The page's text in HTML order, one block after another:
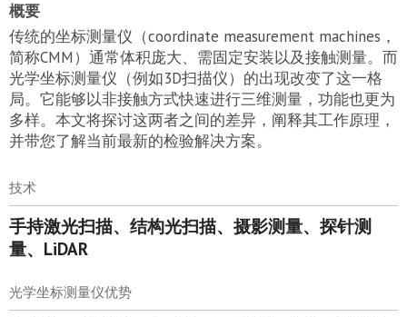
概要
传统的坐标测量仪（coordinate measurement machines，
简称CMM）通常体积庞大、需固定安装以及接触测量。而
光学坐标测量仪（例如3D扫描仪）的出现改变了这一格
局。它能够以非接触方式快速进行三维测量，功能也更为
多样。本文将探讨这两者之间的差异，阐释其工作原理，
并带您了解当前最新的检验解决方案。
技术
手持激光扫描、结构光扫描、摄影测量、探针测
量、LiDAR
光学坐标测量仪优势